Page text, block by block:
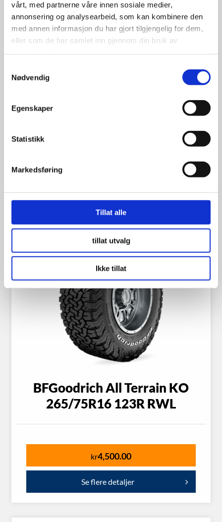
vårt, med partnerne våre innen sosiale medier,
annonsering og analysearbeid, som kan kombinere den
med annen informasjon du har gjort tilgjengelig for dem,
eller som de har samlet inn gjennom din bruk av
Nødvendig
Egenskaper
Statistikk
Markedsføring
Tillat alle
tillat utvalg
Ikke tillat
Tyfoon 175/65R14 90/88T
BFGoodrich All Terrain KO
265/75R16 123R RWL
kr4,500.00
Se flere detaljer